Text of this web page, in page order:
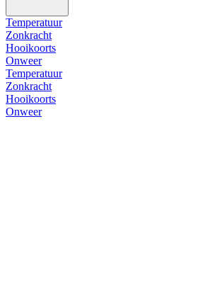
Temperatuur
Zonkracht
Hooikoorts
Onweer
Temperatuur
Zonkracht
Hooikoorts
Onweer